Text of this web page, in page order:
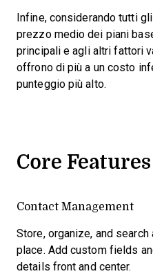
Infine, considerando tutti
prezzo medio dei piani
principali e agli altri fattori
offrono di più a un costo
punteggio più alto.
Core Features
Contact Management
Store, organize, and
place. Add custom fields
details front and center.